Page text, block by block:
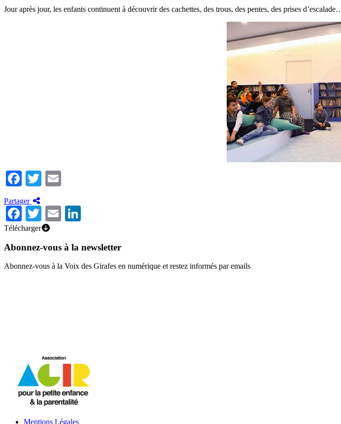
Jour après jour, les enfants continuent à découvrir des cachettes, des trous, des pentes, des prises
Facebook
Twitter
Partager
Facebook
TwitterEmail
Télécharger
Abonnez-vous à la newsletter
Abonnez-vous à la Voix des Girafes en numérique et restez informés par emails
Mentions Légales